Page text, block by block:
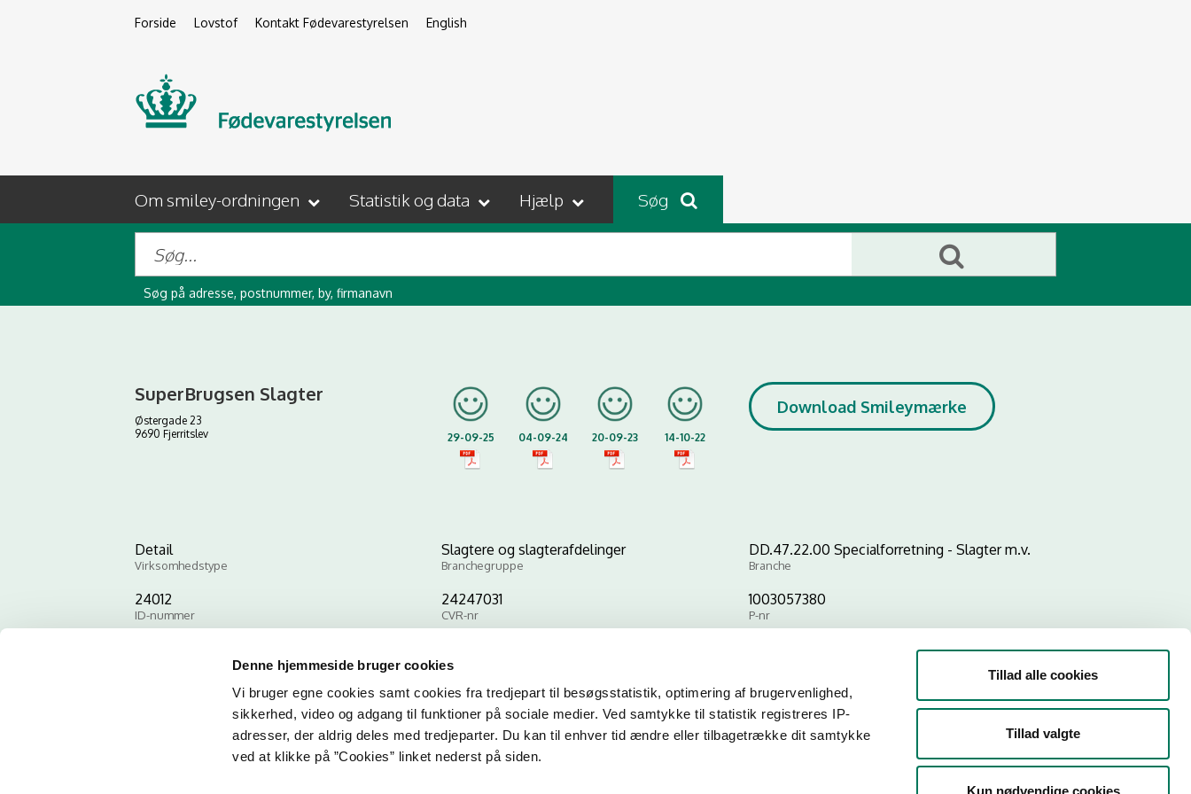
Denne hjemmeside bruger cookies
Vi bruger egne cookies samt cookies fra tredjepart til besøgsstatistik, optimering af brugervenlighed,
sikkerhed, video og adgang til funktioner på sociale medier. Ved samtykke til statistik registreres IP-
adresser, der aldrig deles med tredjeparter. Du kan til enhver tid ændre eller tilbagetrække dit samtykke
ved at klikke på ”Cookies” linket nederst på siden.
Tillad alle cookies
Tillad valgte
Kun nødvendige cookies
Forside Lovstof Kontakt Fødevarestyrelsen English
Om smiley-ordningen Statistik og data Hjælp Søg
Søg på adresse, postnummer, by, firmanavn
SuperBrugsen Slagter
Østergade 23
9690 Fjerritslev
29-09-25 04-09-24 20-09-23 14-10-22
Download Smileymærke
Detail
Virksomhedstype
Slagtere og slagterafdelinger
Branchegruppe
DD.47.22.00 Specialforretning - Slagter m.v.
Branche
24012
ID-nummer
24247031
CVR-nr
1003057380
P-nr
Kopier link til at indsætte på virksomhedens hjemmeside